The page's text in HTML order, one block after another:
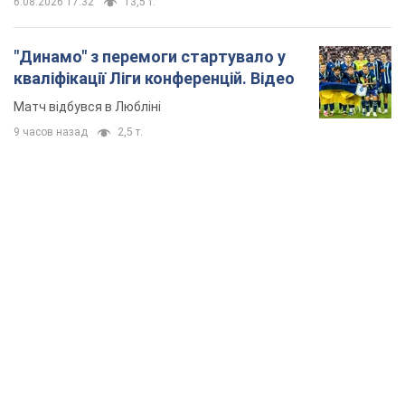
"Динамо" з перемоги стартувало у
кваліфікації Ліги конференцій. Відео
Матч відбувся в Любліні
9 часов назад 2,5 т.